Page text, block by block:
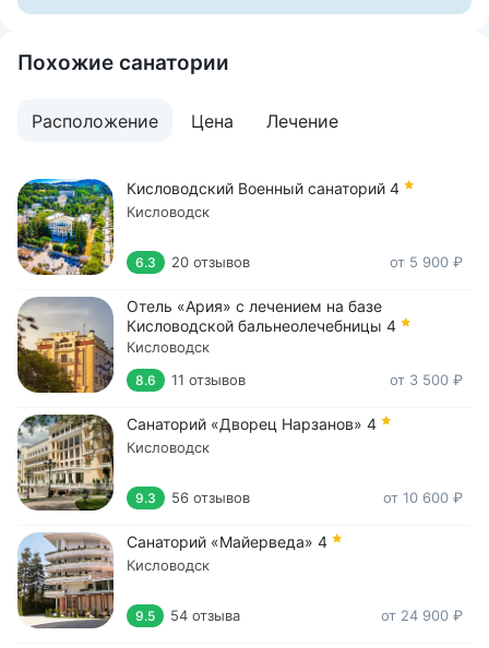
Похожие санатории
Расположение Цена Лечение
Кисловодский Военный санаторий 4
Кисловодск
6.3 20 отзывов от 5 900 ₽
Отель «Ария» с лечением на базе
Кисловодской бальнеолечебницы 4
Кисловодск
8.6 11 отзывов от 3 500 ₽
Санаторий «Дворец Нарзанов» 4
Кисловодск
9.3 56 отзывов от 10 600 ₽
Санаторий «Майерведа» 4
Кисловодск
9.5 54 отзыва от 24 900 ₽